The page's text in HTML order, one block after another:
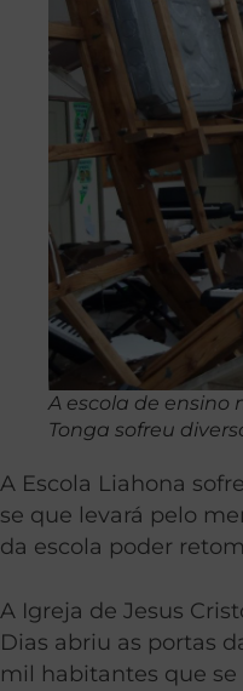
A escola de ensino
Tonga sofreu
A Escola Liahona
se que levará pelo
da escola poder
A Igreja de Jesus
Dias abriu as portas
mil habitantes que